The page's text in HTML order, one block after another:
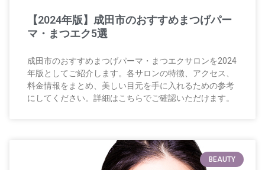
【2024年版】成田市のおすすめまつげパー
マ・まつエク5選
成田市のおすすめまつげパーマ・まつエクサロンを2024
年版としてご紹介します。各サロンの特徴、アクセス、
料金情報をまとめ、美しい目元を手に入れるための参考
にしてください。詳細はこちらでご確認いただけます。
BEAUTY